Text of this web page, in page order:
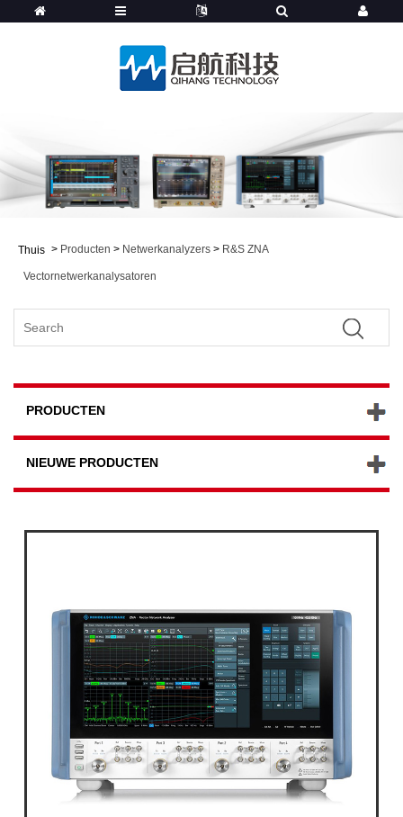
Thuis > Producten > Netwerkanalyzers > R&S ZNA
Vectornetwerkanalysatoren
PRODUCTEN
NIEUWE PRODUCTEN